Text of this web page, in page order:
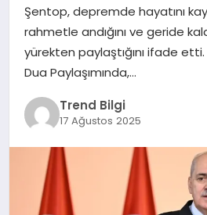
YAŞAM
Şentop, depremde hayatını
rahmetle andığını ve geride
yürekten paylaştığını ifade
Dua Paylaşımında,…
Trend Bilgi
17 Ağustos 2025